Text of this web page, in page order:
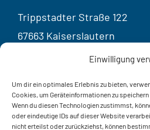
Einwilligung
Um dir ein optimales Erlebnis zu bieten,
Cookies, um Geräteinformationen zu
Wenn du diesen Technologien zustimmst,
oder eindeutige IDs auf dieser Website
nicht erteilst oder zurückziehst, können
Trippstadter Straße 122
67663 Kaiserslautern
Kontakt
Telefon:+49 631 20575 – 3401